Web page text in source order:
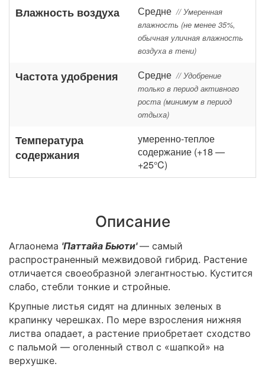
Влажность воздуха Средне // Умеренная
влажность (не менее 35%,
обычная уличная влажность
воздуха в тени)
Частота удобрения Средне // Удобрение
только в период активного
роста (минимум в период
отдыха)
Температура
содержания
умеренно-теплое
содержание (+18 —
+25°C)
Описание
Аглаонема 'Паттайа Бьюти'— самый
распространенный межвидовой гибрид. Растение
отличается своеобразной элегантностью. Кустится
слабо, стебли тонкие и стройные.
Крупные листья сидят на длинных зеленых в
крапинку черешках. По мере взросления нижняя
листва опадает, а растение приобретает сходство
с пальмой — оголенный ствол с «шапкой» на
верхушке.